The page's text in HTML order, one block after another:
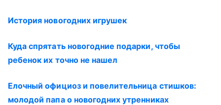
История новогодних игрушек
Куда спрятать новогодние подарки, чтобы
ребенок их точно не нашел
Елочный официоз и повелительница стишков:
молодой папа о новогодних утренниках